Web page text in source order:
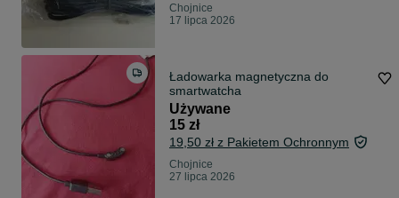
Chojnice
17 lipca 2026
Ładowarka magnetyczna do
smartwatcha
Używane
15 zł
19,50 zł z Pakietem Ochronnym
Chojnice
27 lipca 2026